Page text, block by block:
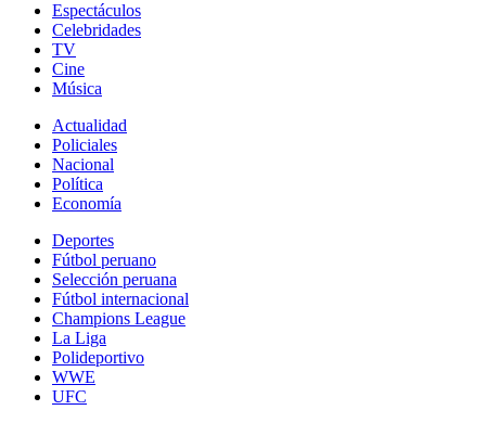
Espectáculos
Celebridades
TV
Cine
Música
Actualidad
Policiales
Nacional
Política
Economía
Deportes
Fútbol peruano
Selección peruana
Fútbol internacional
Champions League
La Liga
Polideportivo
WWE
UFC